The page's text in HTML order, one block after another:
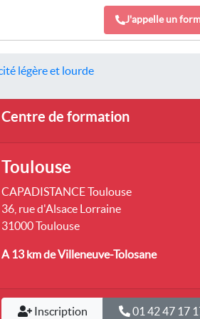
J'appelle un
légère et lourde
Centre de formation
Toulouse
CAPADISTANCE Toulouse
36, rue d'Alsace Lorraine
31000 Toulouse
A 13 kmde Villeneuve-Tolosane
Inscription 01 42 47 17